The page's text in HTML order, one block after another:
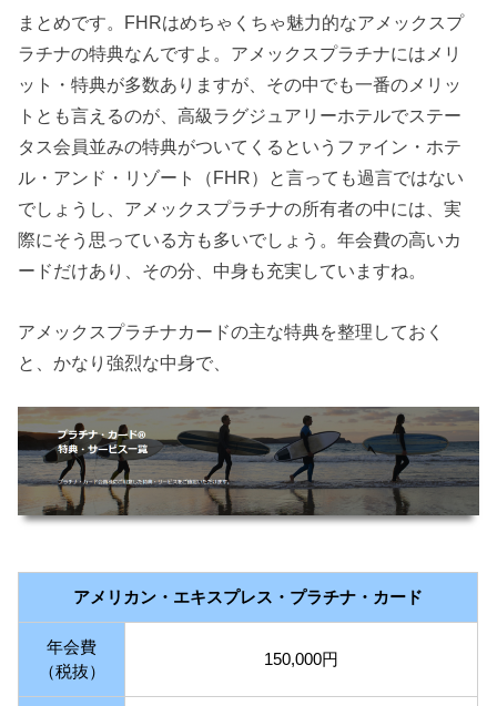
まとめです。FHRはめちゃくちゃ魅力的なアメックスプ
ラチナの特典なんですよ。アメックスプラチナにはメリ
ット・特典が多数ありますが、その中でも一番のメリッ
トとも言えるのが、高級ラグジュアリーホテルでステー
タス会員並みの特典がついてくるというファイン・ホテ
ル・アンド・リゾート（FHR）と言っても過言ではない
でしょうし、アメックスプラチナの所有者の中には、実
際にそう思っている方も多いでしょう。年会費の高いカ
ードだけあり、その分、中身も充実していますね。
アメックスプラチナカードの主な特典を整理しておく
と、かなり強烈な中身で、
アメリカン・エキスプレス・プラチナ・カード
年会費
（税抜）
150,000円